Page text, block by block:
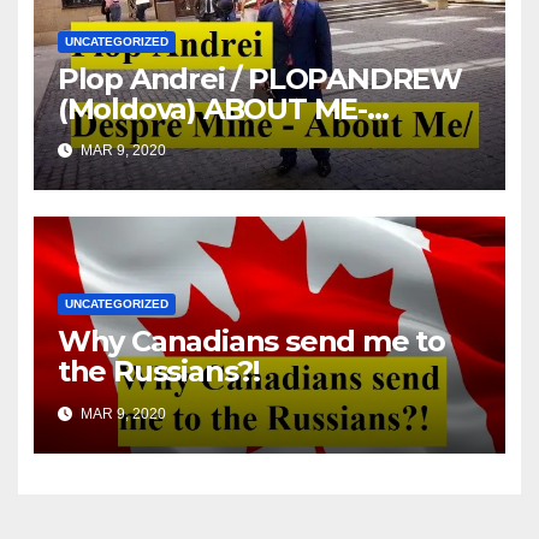
UNCATEGORIZED
Plop Andrei / PLOPANDREW
(Moldova) ABOUT ME-
DESPRE MINE
MAR 9, 2020
UNCATEGORIZED
Why Canadians send me to
the Russians?!
MAR 9, 2020